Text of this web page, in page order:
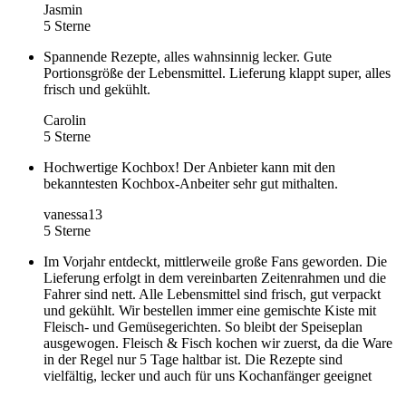
Jasmin
5 Sterne
Spannende Rezepte, alles wahnsinnig lecker. Gute
Portionsgröße der Lebensmittel. Lieferung klappt super, alles
frisch und gekühlt.
Carolin
5 Sterne
Hochwertige Kochbox! Der Anbieter kann mit den
bekanntesten Kochbox-Anbeiter sehr gut mithalten.
vanessa13
5 Sterne
Im Vorjahr entdeckt, mittlerweile große Fans geworden. Die
Lieferung erfolgt in dem vereinbarten Zeitenrahmen und die
Fahrer sind nett. Alle Lebensmittel sind frisch, gut verpackt
und gekühlt. Wir bestellen immer eine gemischte Kiste mit
Fleisch- und Gemüsegerichten. So bleibt der Speiseplan
ausgewogen. Fleisch & Fisch kochen wir zuerst, da die Ware
in der Regel nur 5 Tage haltbar ist. Die Rezepte sind
vielfältig, lecker und auch für uns Kochanfänger geeignet